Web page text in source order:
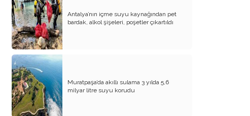
Veda Mektubum
Avm’ler Sinek Avlıyor
Hangi Gazetecilerin Günü?
Çok Para, Çok Bela
Geçen Yıldan Akılda Kalanlar
Yeni Yıl Duam
Antalya’nın içme suyu kaynağından pet
bardak, alkol şişeleri, poşetler çıkartıldı
Muratpaşa’da akıllı sulama 3 yılda 5,6
milyar litre suyu korudu